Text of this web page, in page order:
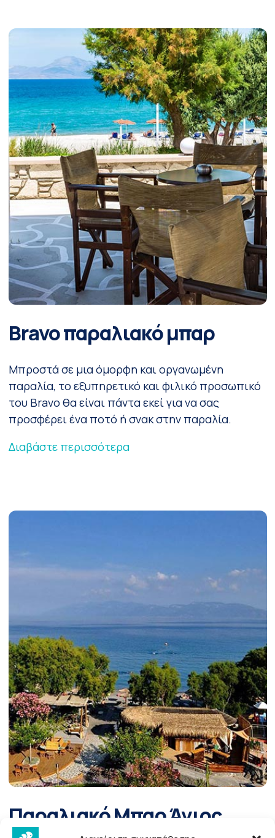
Bravo παραλιακό μπαρ
Μπροστά σε μια όμορφη και οργανωμένη
παραλία, το εξυπηρετικό και φιλικό προσωπικό
του Bravo θα είναι πάντα εκεί για να σας
προσφέρει ένα ποτό ή σνακ στην παραλία.
Διαβάστε περισσότερα
Παραλιακό Μπαρ Άγιος